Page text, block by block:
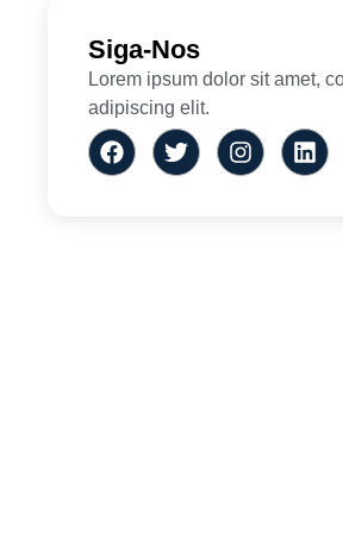
Siga-Nos
Lorem ipsum dolor sit amet,
adipiscing elit.